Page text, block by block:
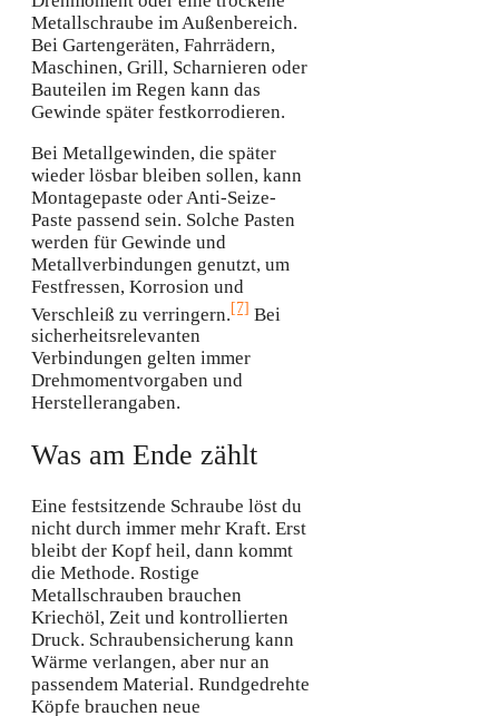
Metallschraube im Außenbereich.
Bei Gartengeräten, Fahrrädern,
Maschinen, Grill, Scharnieren oder
Bauteilen im Regen kann das
Gewinde später festkorrodieren.
Bei Metallgewinden, die später
wieder lösbar bleiben sollen, kann
Montagepaste oder Anti-Seize-
Paste passend sein. Solche Pasten
werden für Gewinde und
Metallverbindungen genutzt, um
Festfressen, Korrosion und
Verschleiß zu verringern.[7] Bei
sicherheitsrelevanten
Verbindungen gelten immer
Drehmomentvorgaben und
Herstellerangaben.
Was am Ende zählt
Eine festsitzende Schraube löst du
nicht durch immer mehr Kraft. Erst
bleibt der Kopf heil, dann kommt
die Methode. Rostige
Metallschrauben brauchen
Kriechöl, Zeit und kontrollierten
Druck. Schraubensicherung kann
Wärme verlangen, aber nur an
passendem Material. Rundgedrehte
Köpfe brauchen neue